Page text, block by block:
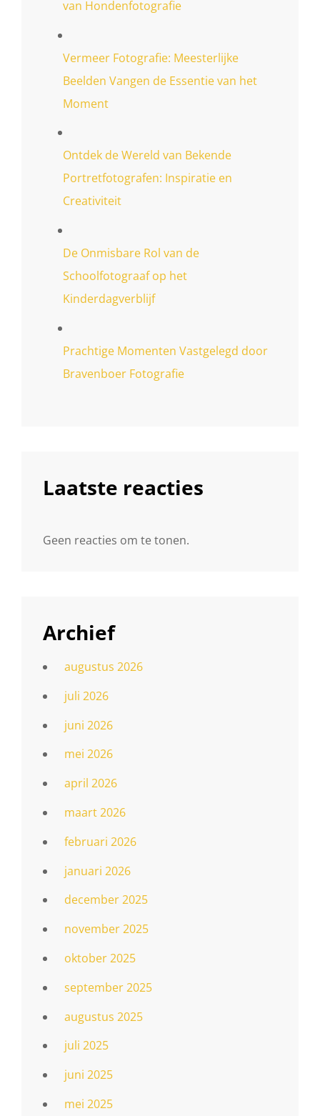
van Hondenfotografie
Vermeer Fotografie: Meesterlijke
Beelden Vangen de Essentie van het
Moment
Ontdek de Wereld van Bekende
Portretfotografen: Inspiratie en
Creativiteit
De Onmisbare Rol van de
Schoolfotograaf op het
Kinderdagverblijf
Prachtige Momenten Vastgelegd door
Bravenboer Fotografie
Laatste reacties
Geen reacties om te tonen.
Archief
augustus 2026
juli 2026
juni 2026
mei 2026
april 2026
maart 2026
februari 2026
januari 2026
december 2025
november 2025
oktober 2025
september 2025
augustus 2025
juli 2025
juni 2025
mei 2025